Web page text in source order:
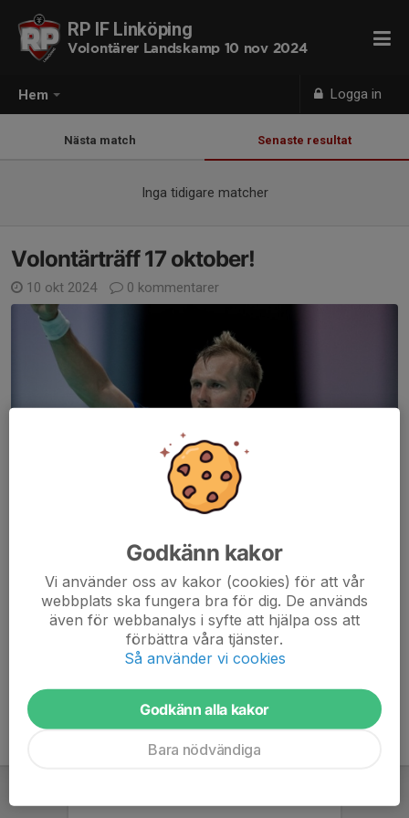
Hem Logga in
RP IF Linköping
Volontärer Landskamp 10 nov 2024
Nästa match Senaste resultat
Inga tidigare matcher
Volontärträff 17 oktober!
10 okt 2024 0 kommentarer
Välkommen på Volontärs-träff den 17 oktober kl. 17:30-18:30 i
Nya Munkens Aula. Ingång från centrum.
Janne Carmesten och Fredrik Lindblom håller i mötet.
Välkomna!
Godkänn kakor
Vi använder oss av kakor (cookies) för att vår
webbplats ska fungera bra för dig. De används
även för webbanalys i syfte att hjälpa oss att
förbättra våra tjänster.
Så använder vi cookies
Godkänn alla kakor
Bara nödvändiga